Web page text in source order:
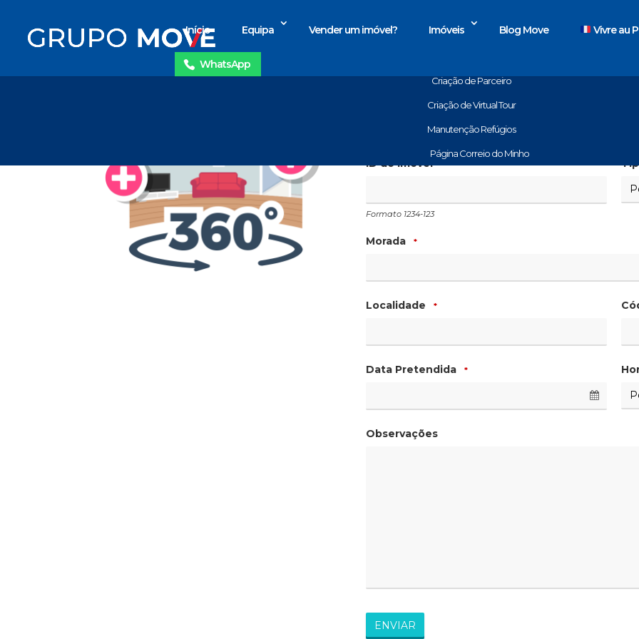
Início Equipa Vender um imóvel? Imóveis Blog Move Vivre au
WhatsApp
Início
Criação de Parceiro
Criação de Virtual Tour
Manutenção Refúgios
Página Correio do Minho
VIRTUAL TOUR
ID do imóvel *
Formato 1234-123
Morada *
Localidade *
Data Pretendida *
Observações
ENVIAR